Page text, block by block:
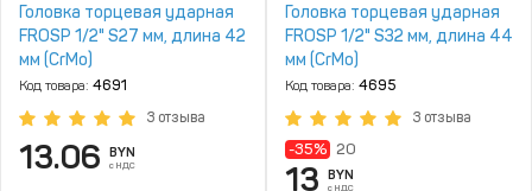
Головка торцевая ударная
FROSP 1/2" S27 мм, длина 42
мм (CrMo)
Код товара: 4691
3 отзыва
13.06 BYN
с НДС
Головка торцевая ударная
FROSP 1/2" S32 мм, длина 44
мм (CrMo)
Код товара: 4695
3 отзыва
-35% 20
13 BYN
с НДС